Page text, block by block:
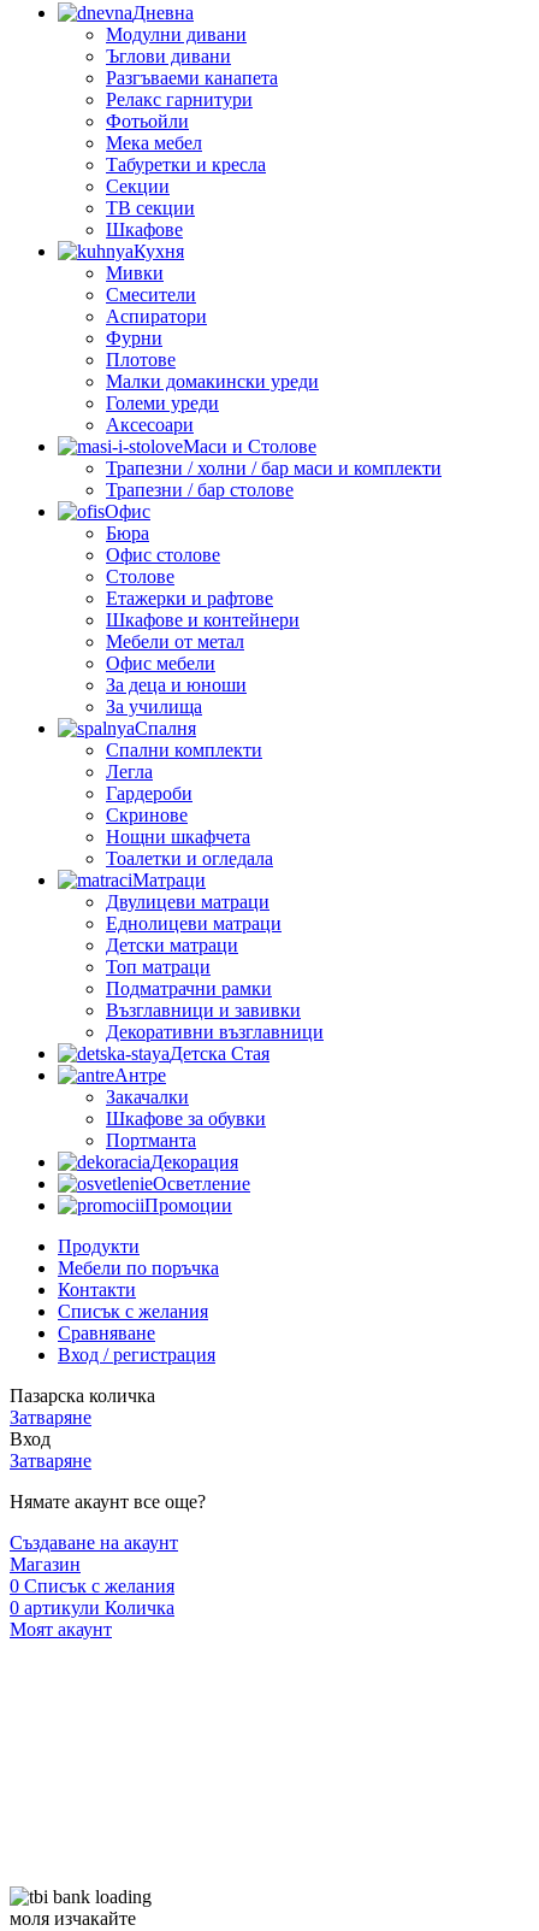
Дневна
Модулни дивани
Ъглови дивани
Разгъваеми канапета
Релакс гарнитури
Фотьойли
Мека мебел
Табуретки и кресла
Секции
ТВ секции
Шкафове
Кухня
Мивки
Смесители
Аспиратори
Фурни
Плотове
Малки домакински уреди
Големи уреди
Аксесоари
Маси и Столове
Трапезни / холни / бар маси и комплекти
Трапезни / бар столове
Офис
Бюра
Офис столове
Столове
Етажерки и рафтове
Шкафове и контейнери
Мебели от метал
Офис мебели
За деца и юноши
За училища
Спалня
Спални комплекти
Легла
Гардероби
Скринове
Нощни шкафчета
Тоалетки и огледала
Матраци
Двулицеви матраци
Еднолицеви матраци
Детски матраци
Топ матраци
Подматрачни рамки
Възглавници и завивки
Декоративни възглавници
Детска Стая
Антре
Закачалки
Шкафове за обувки
Портманта
Декорация
Осветление
Промоции
Продукти
Мебели по поръчка
Контакти
Списък с желания
Сравняване
Вход / регистрация
Пазарска количка
Затваряне
Вход
Затваряне
Нямате акаунт все още?
Създаване на акаунт
Магазин
0 Списък с желания
0 артикули Количка
Моят акаунт
моля изчакайте